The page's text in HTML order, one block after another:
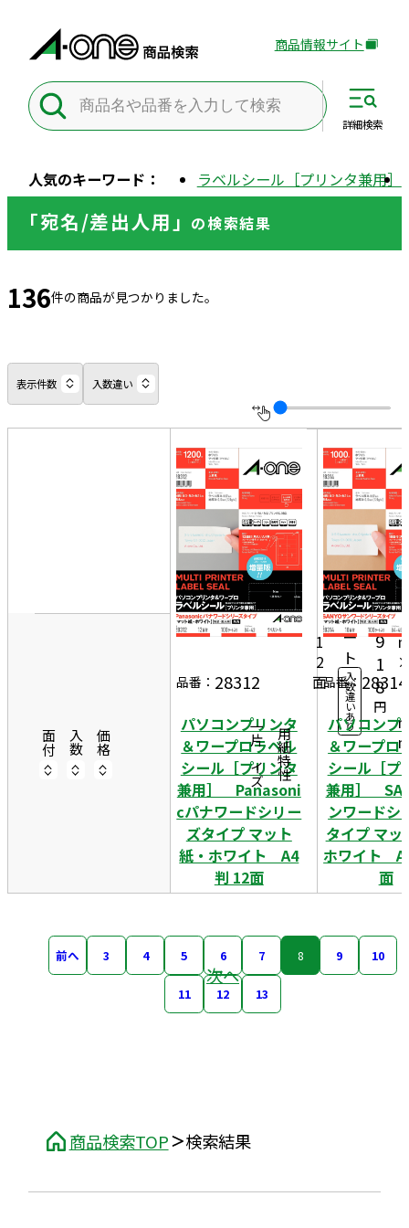
外
サ
別
ン
す
商品情報サイト
人気のキーワード： ラベルシール［プリンタ兼用］
詳細検索
商品検索TOP 検索結果
「宛名/差出人用」 の検索結果
136件の商品が見つかりました。
表示件数 入数違い
面付 入数 価格 一片サイズ用紙特性
品番： 28312
パソコンプリンタ
＆ワープロラベル
シール［プリンタ
兼用］ Panasoni
cパナワードシリー
ズタイプ マット
紙・ホワイト A4
判 12面
1
2
面
10
0シ
ー
ト
入
数
違
い
あ
り
5,
9
1
8
円
8
4
4
品番： 28314
パソコンプ
＆ワープロ
シール［プ
兼用］
ンワードシ
タイプ マッ
ホワイト
面
前へ 3 4 5 6 7 8 9 10
11 12 13
次へ